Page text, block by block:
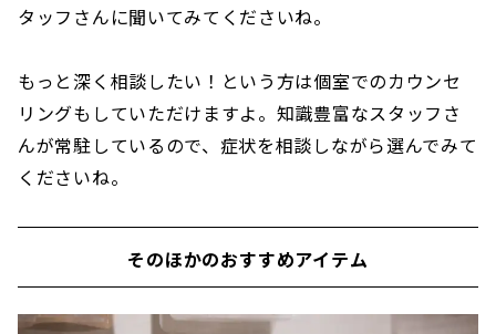
タッフさんに聞いてみてくださいね。
もっと深く相談したい！という方は個室でのカウンセ
リングもしていただけますよ。知識豊富なスタッフさ
んが常駐しているので、症状を相談しながら選んでみて
くださいね。
そのほかのおすすめアイテム